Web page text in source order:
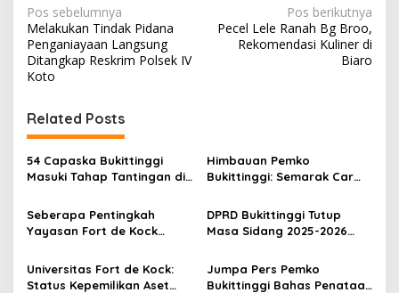
N
a
v
i
g
a
s
i
p
o
s
Pos sebelumnya
Melakukan Tindak Pidana
Penganiayaan Langsung
Ditangkap Reskrim Polsek IV
Koto
Pos berikutnya
Pecel Lele Ranah Bg Broo,
Rekomendasi Kuliner di
Biaro
Related Posts
54 Capaska Bukittinggi
Masuki Tahap Tantingan di
Himbauan Pemko
Bukittinggi: Semarak Car
HUT ke I Komando Daerah
Militer (KODAM) XX/Tuanku
Imam Bonjol
Seberapa Pentingkah
Yayasan Fort de Kock
Perekonomian Masyarakat
Jam Gadang?
DPRD Bukittinggi Tutup
Masa Sidang 2025-2026
2026-2027, Wako Ramlan
Beri Apresiasi
Universitas Fort de Kock:
Status Kepemilikan Aset
Jumpa Pers Pemko
Bukittinggi Bahas Penataan